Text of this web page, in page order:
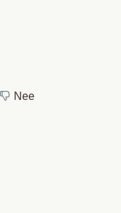
Nee